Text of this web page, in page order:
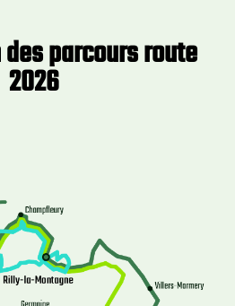
parcours route
2026